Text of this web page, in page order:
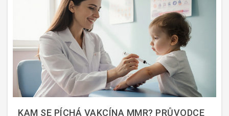
KAM SE PÍCHÁ VAKCÍNA MMR? PRŮVODCE